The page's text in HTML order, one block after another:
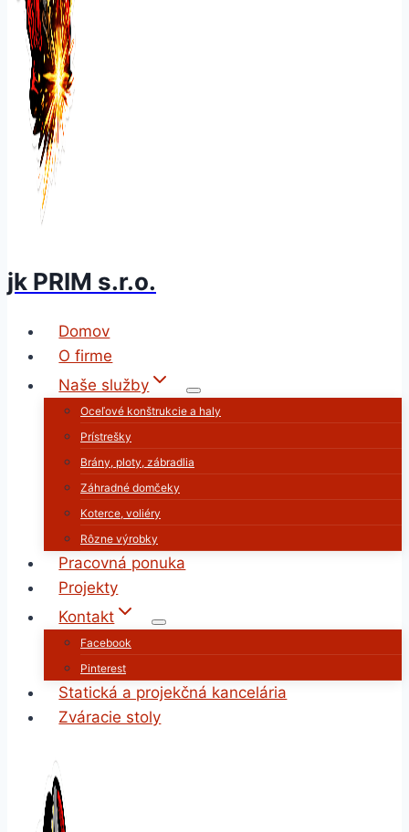
jk PRIM s.r.o.
Domov
O firme
Naše služby
Oceľové konštrukcie a haly
Prístrešky
Brány, ploty, zábradlia
Záhradné domčeky
Koterce, voliéry
Rôzne výrobky
Pracovná ponuka
Projekty
Kontakt
Facebook
Pinterest
Statická a projekčná kancelária
Zváracie stoly